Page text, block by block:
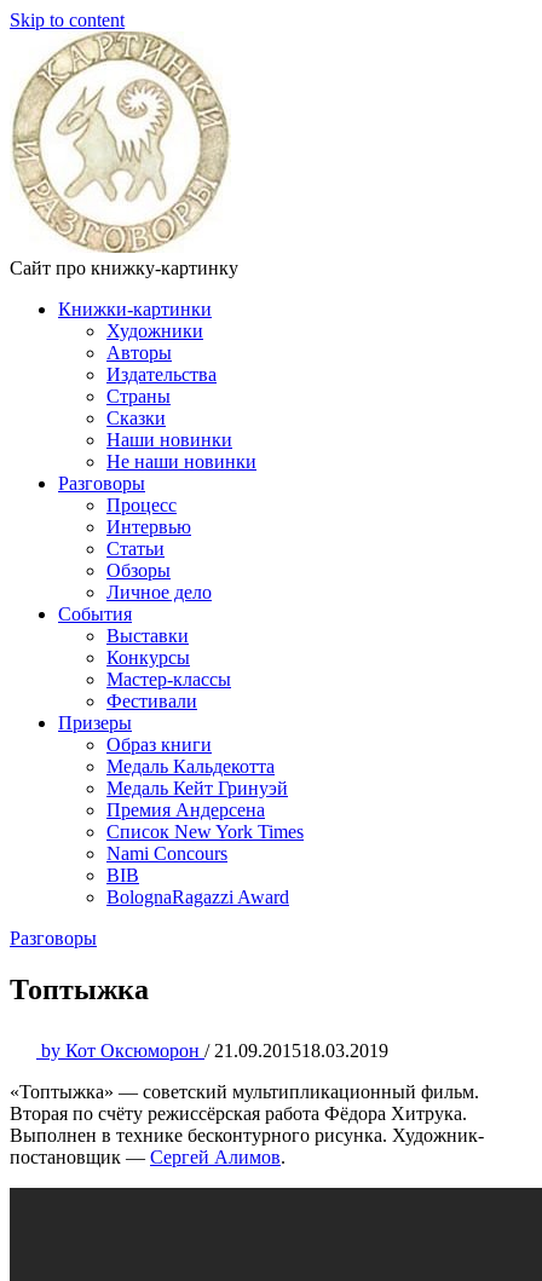
Skip to content
Сайт про книжку-картинку
Книжки-картинки
Художники
Авторы
Издательства
Страны
Сказки
Наши новинки
Не наши новинки
Разговоры
Процесс
Интервью
Статьи
Обзоры
Личное дело
События
Выставки
Конкурсы
Мастер-классы
Фестивали
Призеры
Образ книги
Медаль Кальдекотта
Медаль Кейт Гринуэй
Премия Андерсена
Список New York Times
Nami Concours
BIB
BolognaRagazzi Award
Разговоры
Топтыжка
by Кот Оксюморон / 21.09.201518.03.2019
«Топтыжка» — советский мультипликационный фильм.
Вторая по счёту режиссёрская работа Фёдора Хитрука.
Выполнен в технике бесконтурного рисунка. Художник-
постановщик — Сергей Алимов.